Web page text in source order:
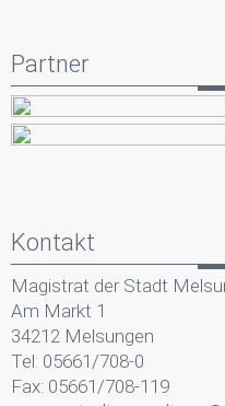
Partner
Kontakt
Magistrat der Stadt
Am Markt 1
34212 Melsungen
Tel: 05661/708-0
Fax: 05661/708-119